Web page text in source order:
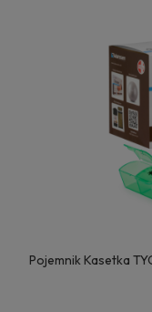
Pojemnik Kasetka